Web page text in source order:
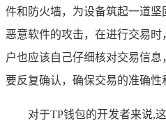
件和防火墙，为设备筑起一道坚
恶意软件的攻击，在进行交易
户也应该自己仔细核对交易信
要反复确认，确保交易的准确性
对于TP钱包的开发者来说,